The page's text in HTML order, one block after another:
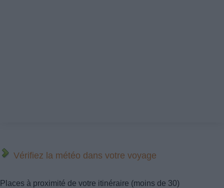
Vérifiez la météo dans votre voyage
Places à proximité de votre itinéraire (moins de 30)